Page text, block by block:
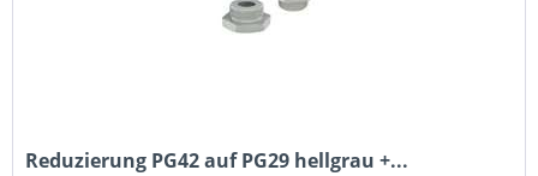
Reduzierung PG42 auf PG29 hellgrau +...